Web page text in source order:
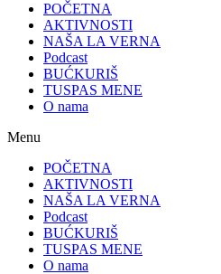
POČETNA
AKTIVNOSTI
NAŠA LA VERNA
Podcast
BUĆKURIŠ
TUSPAS MENE
O nama
Menu
POČETNA
AKTIVNOSTI
NAŠA LA VERNA
Podcast
BUĆKURIŠ
TUSPAS MENE
O nama